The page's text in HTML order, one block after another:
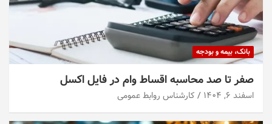
بانک، بیمه و بودجه
صفر تا صد محاسبه اقساط وام در فایل اکسل
اسفند ۶, ۱۴۰۴ کارشناس روابط عمومی